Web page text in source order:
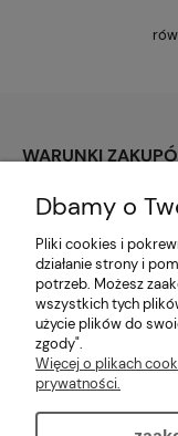
WARUNKI
PŁATNOŚCI I
MOJE KONTO
O NAS
INFORMACJE
Dbamy o
Pliki cookies i
działanie strony i
potrzeb. Możesz
wszystkich tych
użycie plików do
zgody".
Więcej o plikach
prywatności.